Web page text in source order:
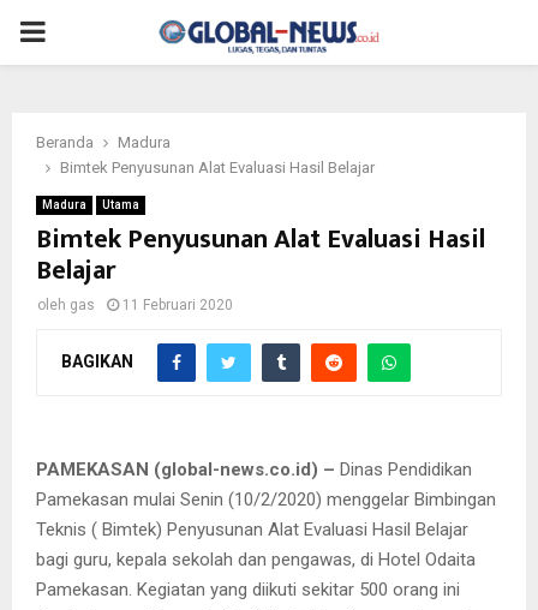
PRIMARY
Beranda
Madura
Bimtek Penyusunan Alat Evaluasi Hasil Belajar
Madura Utama
Bimtek Penyusunan Alat Evaluasi Hasil
Belajar
oleh gas 11 Februari 2020
BAGIKAN
PAMEKASAN (global-news.co.id) – Dinas Pendidikan
Pamekasan mulai Senin (10/2/2020) menggelar Bimbingan
Teknis ( Bimtek) Penyusunan Alat Evaluasi Hasil Belajar
bagi guru, kepala sekolah dan pengawas, di Hotel Odaita
Pamekasan. Kegiatan yang diikuti sekitar 500 orang ini